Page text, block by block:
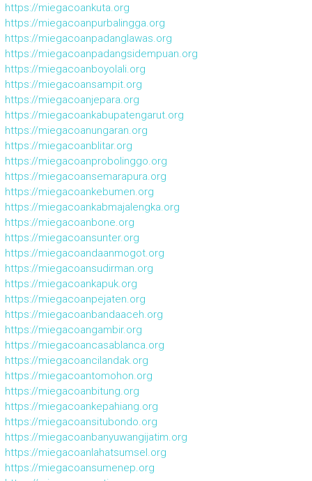
https://miegacoankuta.org
https://miegacoanpurbalingga.org
https://miegacoanpadanglawas.org
https://miegacoanpadangsidempuan.org
https://miegacoanboyolali.org
https://miegacoansampit.org
https://miegacoanjepara.org
https://miegacoankabupatengarut.org
https://miegacoanungaran.org
https://miegacoanblitar.org
https://miegacoanprobolinggo.org
https://miegacoansemarapura.org
https://miegacoankebumen.org
https://miegacoankabmajalengka.org
https://miegacoanbone.org
https://miegacoansunter.org
https://miegacoandaanmogot.org
https://miegacoansudirman.org
https://miegacoankapuk.org
https://miegacoanpejaten.org
https://miegacoanbandaaceh.org
https://miegacoangambir.org
https://miegacoancasablanca.org
https://miegacoancilandak.org
https://miegacoantomohon.org
https://miegacoanbitung.org
https://miegacoankepahiang.org
https://miegacoansitubondo.org
https://miegacoanbanyuwangijatim.org
https://miegacoanlahatsumsel.org
https://miegacoansumenep.org